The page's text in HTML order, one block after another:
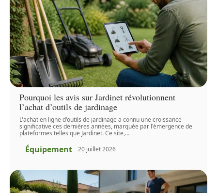
Pourquoi les avis sur Jardinet révolutionnent
l’achat d’outils de jardinage
L'achat en ligne d'outils de jardinage a connu une croissance
significative ces dernières années, marquée par l'émergence de
plateformes telles que Jardinet. Ce site,…
Équipement 20 juillet 2026